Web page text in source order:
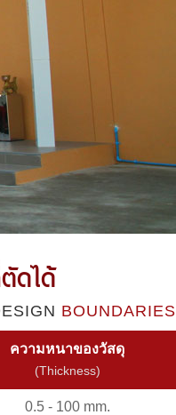
ดได้
BOUNDARIES
ความหนาของวัสดุ
(Thickness)
0.5 - 100 mm.